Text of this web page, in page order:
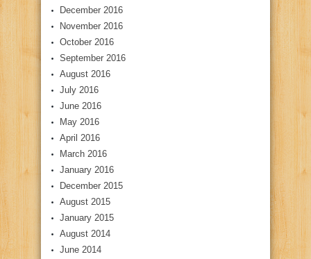
December 2016
November 2016
October 2016
September 2016
August 2016
July 2016
June 2016
May 2016
April 2016
March 2016
January 2016
December 2015
August 2015
January 2015
August 2014
June 2014